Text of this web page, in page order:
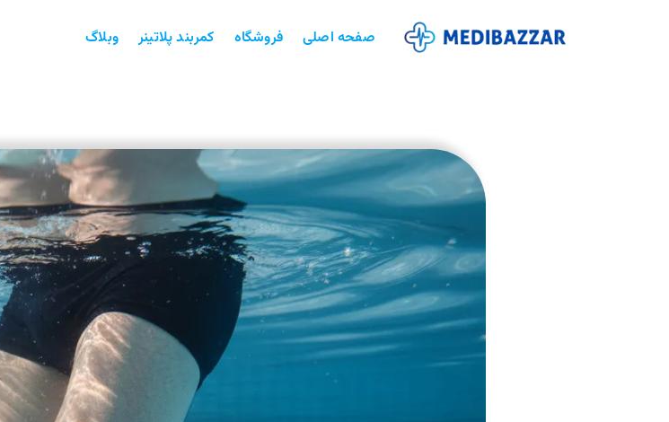
صفحه اصلی فروشگاه کمربند پلاتینر وبلاگ